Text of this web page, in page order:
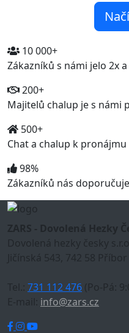
10 000+
Zákazníků s námi jelo 2x
200+
Majitelů chalup je s námi
500+
Chat a chalup k pronájmu
98%
Zákazníků nás doporučuje
ZARS - Dovolená Hezky
Dovolená hezky česky
Jičínská 543, 742 58 Příbor
Tel.: 731 112 476 (Po-Pá:
E-mail: info@zars.cz